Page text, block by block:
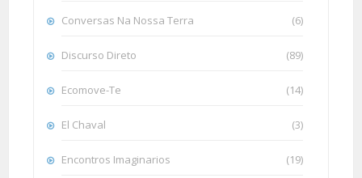
Conversas Na Nossa Terra (6)
Discurso Direto (89)
Ecomove-Te (14)
El Chaval (3)
Encontros Imaginarios (19)